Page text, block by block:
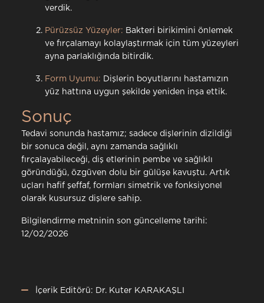
verdik.
Pürüzsüz Yüzeyler: Bakteri birikimini önlemek
ve fırçalamayı kolaylaştırmak için tüm yüzeyleri
ayna parlaklığında bitirdik.
Form Uyumu: Dişlerin boyutlarını hastamızın
yüz hattına uygun şekilde yeniden inşa ettik.
Sonuç
Tedavi sonunda hastamız; sadece dişlerinin dizildiği
bir sonuca değil, aynı zamanda sağlıklı
fırçalayabileceği, diş etlerinin pembe ve sağlıklı
göründüğü, özgüven dolu bir gülüşe kavuştu. Artık
uçları hafif şeffaf, formları simetrik ve fonksiyonel
olarak kusursuz dişlere sahip.
Bilgilendirme metninin son güncelleme tarihi:
12/02/2026
İçerik Editörü: Dr. Kuter KARAKAŞLI